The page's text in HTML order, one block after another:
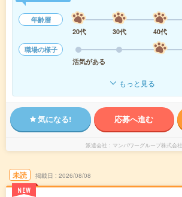
年齢層
20代
30代 40代
職場の様子
活気がある
もっと見る
気になる! 応募へ進む
派遣会社 マンパワーグループ株式会社
未読
NEW
掲載日 2026/08/08